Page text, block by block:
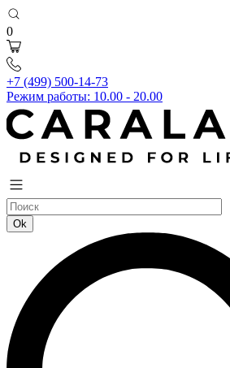
0
+7 (499) 500-14-73
Режим работы: 10.00 - 20.00